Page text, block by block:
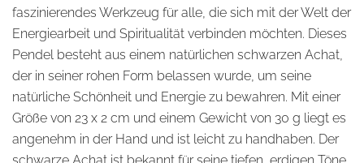
faszinierendes Werkzeug für alle, die sich mit der Welt der
Energiearbeit und Spiritualität verbinden möchten. Dieses
Pendel besteht aus einem natürlichen schwarzen Achat,
der in seiner rohen Form belassen wurde, um seine
natürliche Schönheit und Energie zu bewahren. Mit einer
Größe von 23 x 2 cm und einem Gewicht von 30 g liegt es
angenehm in der Hand und ist leicht zu handhaben. Der